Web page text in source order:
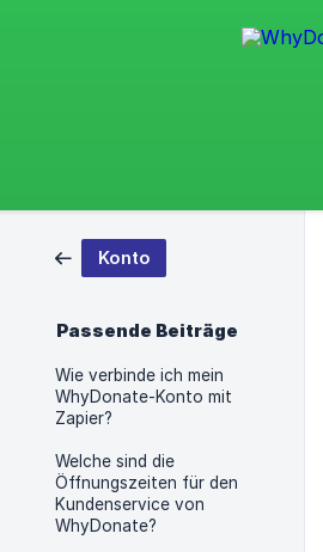
Konto
Passende Beiträge
Wie verbinde ich mein
WhyDonate-Konto mit
Zapier?
Welche sind die
Öffnungszeiten für den
Kundenservice von
WhyDonate?